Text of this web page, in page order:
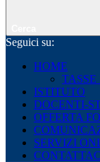
Seguici su:
HOME
ISTITUTO
DOCENTI-
OFFERTA
SERVIZI